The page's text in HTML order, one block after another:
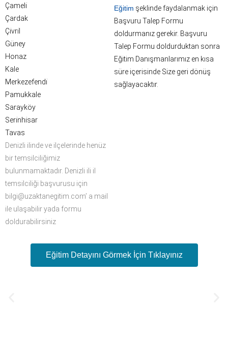
Çameli̇
Çardak
Çi̇vri̇l
Güney
Honaz
Kale
Merkezefendi̇
Pamukkale
Sarayköy
Seri̇nhi̇sar
Tavas
Denizli ilinde ve ilçelerinde henüz
bir temsilciliğimiz
bulunmamaktadır. Denizli ili il
temsilciliği başvurusu için
bilgi@uzaktanegitim.com’ a mail
ile ulaşabilir yada formu
doldurabilirsiniz
Eğitim şeklinde faydalanmak için
Başvuru Talep Formu
doldurmanız gerekir. Başvuru
Talep Formu doldurduktan sonra
Eğitim Danışmanlarımız en kısa
süre içerisinde Size geri dönüş
sağlayacaktır.
Eğitim Detayını Görmek İçin Tıklayınız